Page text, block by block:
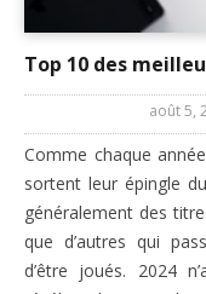
Top 10 des
août 5,
Comme chaque
sortent leur épingle
généralement des
que d’autres qui
d’être joués. 2024